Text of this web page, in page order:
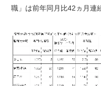
職」は前年同月比42ヵ月連